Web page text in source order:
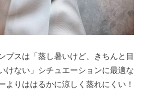
プスは「蒸し暑いけど、きちんと目
けない」シチュエーションに最適な
よりははるかに涼しく蒸れにくい！